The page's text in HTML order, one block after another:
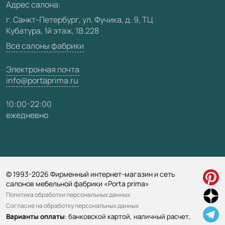
Карта сайта
Адрес салона:
г. Санкт-Петербург, ул. Фучика, д. 9, ТЦ
Кубатура, 1й этаж, 1В.228
Все салоны фабрики
Электронная почта
info@portaprima.ru
10:00-22:00
ежедневно
© 1993-2026 Фирменный интернет-магазин и сеть
салонов мебельной фабрики «Porta prima»
Политика обработки персональных данных
Согласие на обработку персональных данных
Варианты оплаты: банковской картой, наличный расчет,